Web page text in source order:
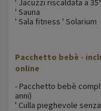
' Jacuzzi riscaldata a
' Sauna
' Sala fitness ' Solarium
Pacchetto bebè -
online
- Pacchetto bebè
anni)
' Culla pieghevole